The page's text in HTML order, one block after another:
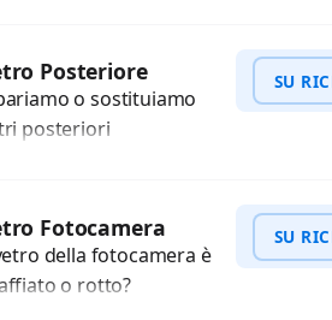
completi...
Posteriore
o sostituiamo
posteriori
per
originale.
ricambi di alta
SU
Fotocamera
della fotocamera è
o rotto?
la sostituzione
SU